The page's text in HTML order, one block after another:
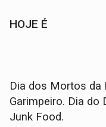
HOJE É
Dia dos Mortos da
Garimpeiro. Dia do
Junk Food.